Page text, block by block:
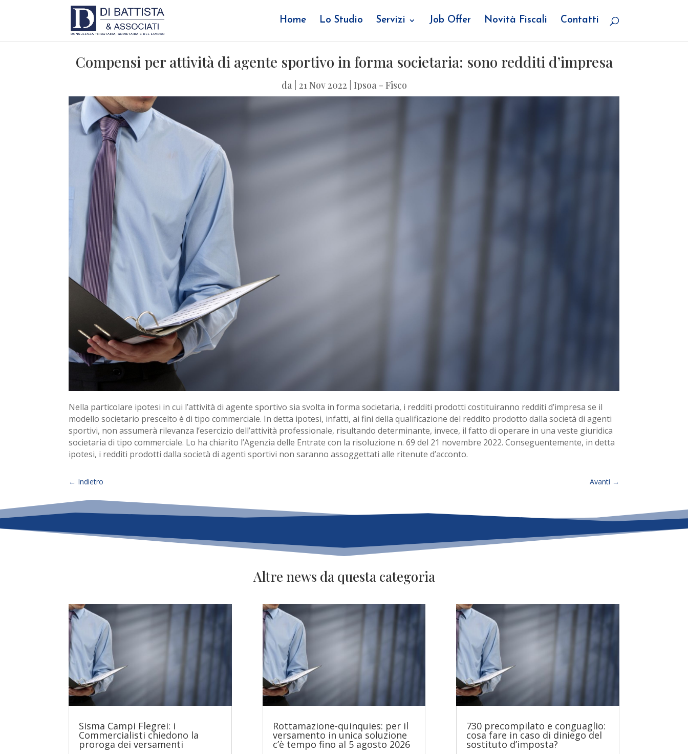
Home Lo Studio Servizi Job Offer Novità Fiscali Contatti
Compensi per attività di agente sportivo in forma societaria: sono redditi d’impresa
da 21 Nov 2022 Ipsoa - Fisco
Nella particolare ipotesi in cui l’attività di agente sportivo sia svolta in forma societaria, i redditi prodotti costituiranno redditi d’impresa se il
modello societario prescelto è di tipo commerciale. In detta ipotesi, infatti, ai fini della qualificazione del reddito prodotto dalla società di agenti
sportivi, non assumerà rilevanza l’esercizio dell’attività professionale, risultando determinante, invece, il fatto di operare in una veste giuridica
societaria di tipo commerciale. Lo ha chiarito l’Agenzia delle Entrate con la risoluzione n. 69 del 21 novembre 2022. Conseguentemente, in detta
ipotesi, i redditi prodotti dalla società di agenti sportivi non saranno assoggettati alle ritenute d’acconto.
← Indietro Avanti →
Altre news da questa categoria
Sisma Campi Flegrei: i
Commercialisti chiedono la
proroga dei versamenti
Rottamazione-quinquies: per il
versamento in unica soluzione
c’è tempo fino al 5 agosto 2026
730 precompilato e conguaglio:
cosa fare in caso di diniego del
sostituto d’imposta?